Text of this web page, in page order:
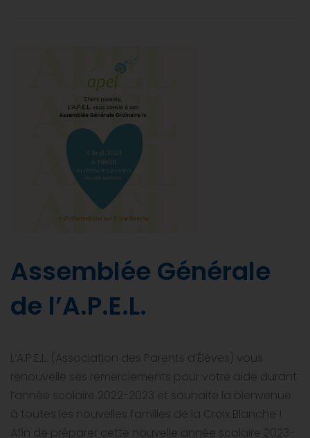
Assemblée Générale
de l’A.P.E.L.
L’A.P.E.L. (Association des Parents d’Élèves) vous
renouvelle ses remerciements pour votre aide durant
l’année scolaire 2022-2023 et souhaite la bienvenue
à toutes les nouvelles familles de la Croix Blanche !
Afin de préparer cette nouvelle année scolaire 2023-